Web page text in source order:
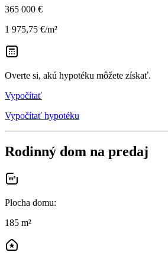
365 000 €
1 975,75 €/m²
Overte si, akú hypotéku môžete získať.
Vypočítať
Vypočítať hypotéku
Rodinný dom na predaj
Plocha domu:
185 m²